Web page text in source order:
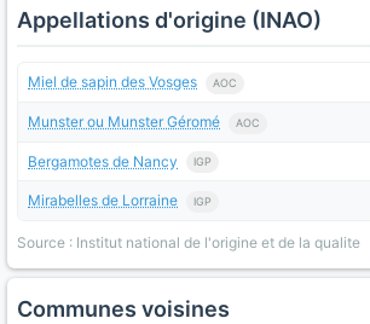
Appellations d'origine (INAO)
Miel de sapin des Vosges AOC
Munster ou Munster Géromé AOC
Bergamotes de Nancy IGP
Mirabelles de Lorraine IGP
Source : Institut national de l'origine et de la qualite
Communes voisines